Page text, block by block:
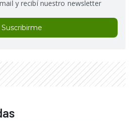
y recibí nuestro newsletter
Suscribirme